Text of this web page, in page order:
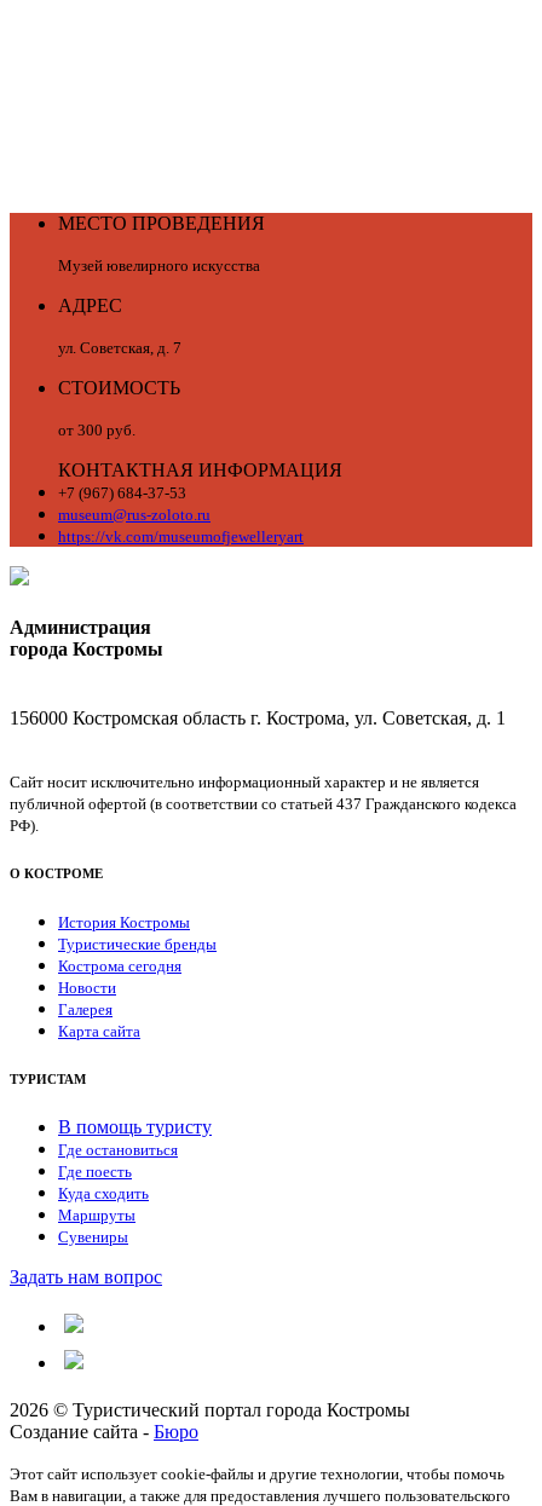
МЕСТО ПРОВЕДЕНИЯ
Музей ювелирного искусства
АДРЕС
ул. Советская, д. 7
СТОИМОСТЬ
от 300 руб.
КОНТАКТНАЯ ИНФОРМАЦИЯ
+7 (967) 684-37-53
museum@rus-zoloto.ru
https://vk.com/museumofjewelleryart
Администрация
города Костромы
156000 Костромская область г. Кострома, ул. Советская, д. 1
Сайт носит исключительно информационный характер и не является
публичной офертой (в соответствии со статьей 437 Гражданского кодекса
РФ).
О КОСТРОМЕ
История Костромы
Туристические бренды
Кострома сегодня
Новости
Галерея
Карта сайта
ТУРИСТАМ
В помощь туристу
Где остановиться
Где поесть
Куда сходить
Маршруты
Сувениры
Задать нам вопрос
2026 © Туристический портал города Костромы
Создание сайта - Бюро
Этот сайт использует cookie-файлы и другие технологии, чтобы помочь
Вам в навигации, а также для предоставления лучшего пользовательского